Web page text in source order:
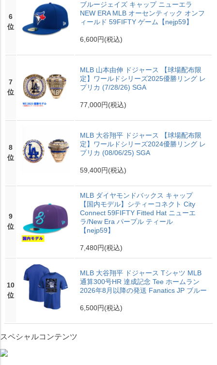
6
位
ブルージェイズ キャップ ニューエラ
NEW ERA MLB オーセンティック オンフ
ィールド 59FIFTY ゲーム【nejp59】
6,600円(税込)
7
位
MLB 山本由伸 ドジャース 【球場配布限
定】ワールドシリーズ2025優勝リング レ
プリカ (7/28/26) SGA
77,000円(税込)
8
位
MLB 大谷翔平 ドジャース 【球場配布限
定】ワールドシリーズ2024優勝リング レ
プリカ (08/06/25) SGA
59,400円(税込)
9
位
MLB ダイヤモンドバックス キャップ
【国内モデル】シティーコネクト City
Connect 59FIFTY Fitted Hat ニューエ
ラ/New Era パープル ティール
【nejp59】
7,480円(税込)
10
位
MLB 大谷翔平 ドジャース Tシャツ MLB
通算300号HR 達成記念 Tee ホームラン
2026年8月以降の発送 Fanatics JP ブルー
6,500円(税込)
スペシャルコンテンツ